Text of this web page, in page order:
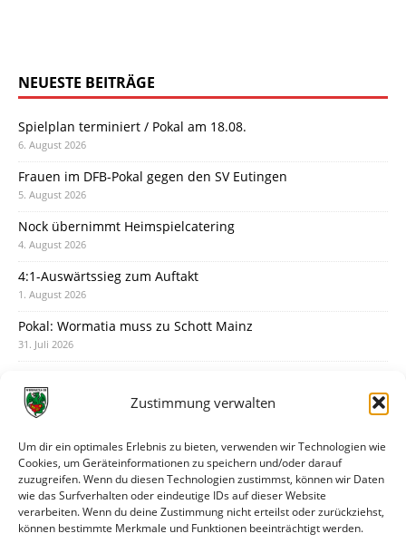
Zustimmung verwalten
Um dir ein optimales Erlebnis zu bieten, verwenden wir Technologien wie
Cookies, um Geräteinformationen zu speichern und/oder darauf
zuzugreifen. Wenn du diesen Technologien zustimmst, können wir Daten
wie das Surfverhalten oder eindeutige IDs auf dieser Website
verarbeiten. Wenn du deine Zustimmung nicht erteilst oder zurückziehst,
können bestimmte Merkmale und Funktionen beeinträchtigt werden.
NEUESTE BEITRÄGE
Spielplan terminiert / Pokal am 18.08.
6. August 2026
Frauen im DFB-Pokal gegen den SV Eutingen
5. August 2026
Nock übernimmt Heimspielcatering
4. August 2026
4:1-Auswärtssieg zum Auftakt
1. August 2026
Pokal: Wormatia muss zu Schott Mainz
31. Juli 2026
30. Juli 2026
28. Juli 2026
Neuer Rückensponsor
28. Juli 2026
Neue Podcast-Folge: So tickt Björn!